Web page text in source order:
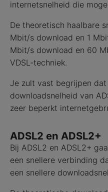
internetsnelheid die
De theoretisch haalbare
Mbit/s download en 1
Mbit/s download en 60
VDSL-techniek.
Je zult vast begrijpen
downloadsnelheid van
zeer beperkt
ADSL2 en ADSL2+
Bij ADSL2 en ADSL2+
een snellere verbinding
een snellere